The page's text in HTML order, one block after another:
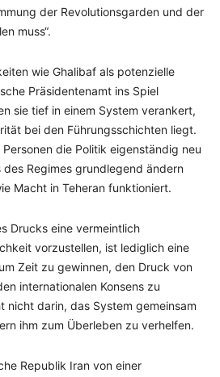
der Revolutionsgarden und der
muss“.
wie Ghalibaf als potenzielle
Präsidentenamt ins Spiel
sie tief in einem System verankert,
bei den Führungsschichten liegt.
die Politik eigenständig neu
Regimes grundlegend ändern
Macht in Teheran funktioniert.
Drucks eine vermeintlich
vorzustellen, ist lediglich eine
Zeit zu gewinnen, den Druck von
internationalen Konsens zu
nicht darin, das System gemeinsam
ihm zum Überleben zu verhelfen.
Republik Iran von einer